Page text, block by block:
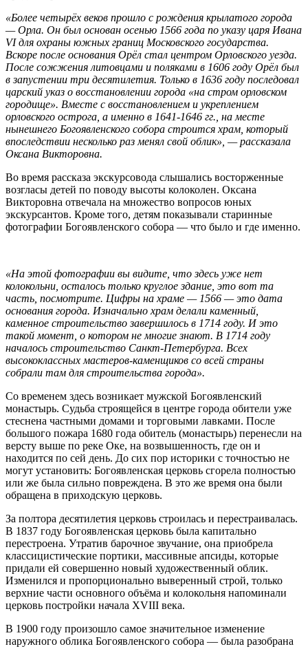
«Более четырёх веков прошло с рождения крылатого города
— Орла. Он был основан осенью 1566 года по указу царя Ивана
VI для охраны южных границ Московского государства.
Вскоре после основания Орёл стал центром Орловского уезда.
После сожжения литовцами и поляками в 1606 году Орёл был
в запустении три десятилетия. Только в 1636 году последовал
царский указ о восстановлении города «на стром орловском
городище». Вместе с восстановлением и укреплением
орловского острога, а именно в 1641-1646 гг., на месте
нынешнего Богоявленского собора строится храм, который
впоследствии несколько раз менял свой облик», — рассказала
Оксана Викторовна.
Во время рассказа экскурсовода слышались восторженные
возгласы детей по поводу высоты колоколен. Оксана
Викторовна отвечала на множество вопросов юных
экскурсантов. Кроме того, детям показывали старинные
фотографии Богоявленского собора — что было и где именно.
«На этой фотографии вы видите, что здесь уже нет
колокольни, осталось только круглое здание, это вот та
часть, посмотрите. Цифры на храме — 1566 — это дата
основания города. Изначально храм делали каменный,
каменное строительство завершилось в 1714 году. И это
такой момент, о котором не многие знают. В 1714 году
началось строительство Санкт-Петербурга. Всех
высококлассных мастеров-каменщиков со всей страны
собрали там для строительства города».
Со временем здесь возникает мужской Богоявленский
монастырь. Судьба строящейся в центре города обители уже
стеснена частными домами и торговыми лавками. После
большого пожара 1680 года обитель (монастырь) перенесли на
версту выше по реке Оке, на возвышенность, где он и
находится по сей день. До сих пор историки с точностью не
могут установить: Богоявленская церковь сгорела полностью
или же была сильно повреждена. В это же время она были
обращена в приходскую церковь.
За полтора десятилетия церковь строилась и перестраивалась.
В 1837 году Богоявленская церковь была капитально
перестроена. Утратив барочное звучание, она приобрела
классицистические портики, массивные апсиды, которые
придали ей совершенно новый художественный облик.
Изменился и пропорционально выверенный строй, только
верхние части основного объёма и колокольня напоминали
церковь постройки начала XVIII века.
В 1900 году произошло самое значительное изменение
наружного облика Богоявленского собора — была разобрана